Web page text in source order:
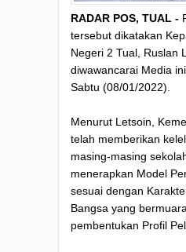
RADAR POS, TUAL -
tersebut dikatakan
Negeri 2 Tual, Ruslan
diwawancarai Media
Sabtu (08/01/2022).
Menurut Letsoin,
telah memberikan
masing-masing
menerapkan Model
sesuai dengan
Bangsa yang
pembentukan Profil